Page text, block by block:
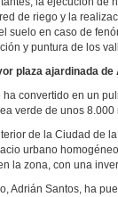
de riego y la
suelo en caso de
y puntura de los
plaza ajardinada de
convertido en un
verde de unos
de la Ciudad de
urbano
la zona, con una
Adrián Santos, ha